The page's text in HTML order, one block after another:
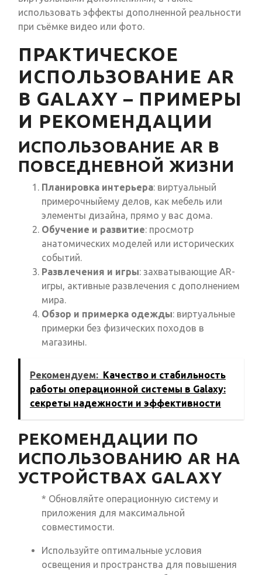
использовать эффекты дополненной реальности
при съёмке видео или фото.
ПРАКТИЧЕСКОЕ
ИСПОЛЬЗОВАНИЕ AR
В GALAXY – ПРИМЕРЫ
И РЕКОМЕНДАЦИИ
ИСПОЛЬЗОВАНИЕ AR В
ПОВСЕДНЕВНОЙ ЖИЗНИ
Планировка интерьера: виртуальный
примерочныйему делов, как мебель или
элементы дизайна, прямо у вас дома.
Обучение и развитие: просмотр
анатомических моделей или исторических
событий.
Развлечения и игры: захватывающие AR-
игры, активные развлечения с дополнением
мира.
Обзор и примерка одежды: виртуальные
примерки без физических походов в
магазины.
Рекомендуем: Качество и стабильность
работы операционной системы в Galaxy:
секреты надежности и эффективности
РЕКОМЕНДАЦИИ ПО
ИСПОЛЬЗОВАНИЮ AR НА
УСТРОЙСТВАХ GALAXY
* Обновляйте операционную систему и
приложения для максимальной
совместимости.
Используйте оптимальные условия
освещения и пространства для повышения